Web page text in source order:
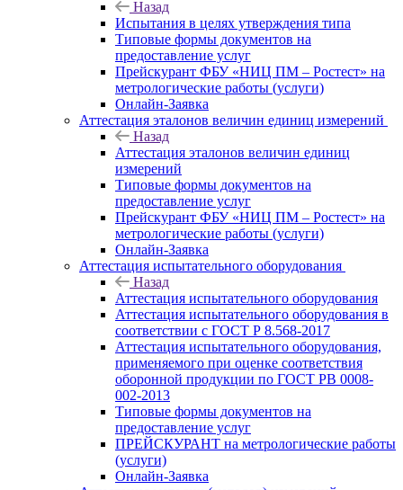
Назад
Испытания в целях утверждения типа
Типовые формы документов на
предоставление услуг
Прейскурант ФБУ «НИЦ ПМ – Ростест» на
метрологические работы (услуги)
Онлайн-Заявка
Аттестация эталонов величин единиц измерений
Назад
Аттестация эталонов величин единиц
измерений
Типовые формы документов на
предоставление услуг
Прейскурант ФБУ «НИЦ ПМ – Ростест» на
метрологические работы (услуги)
Онлайн-Заявка
Аттестация испытательного оборудования
Назад
Аттестация испытательного оборудования
Аттестация испытательного оборудования в
соответствии с ГОСТ Р 8.568-2017
Аттестация испытательного оборудования,
применяемого при оценке соответствия
оборонной продукции по ГОСТ РВ 0008-
002-2013
Типовые формы документов на
предоставление услуг
ПРЕЙСКУРАНТ на метрологические работы
(услуги)
Онлайн-Заявка